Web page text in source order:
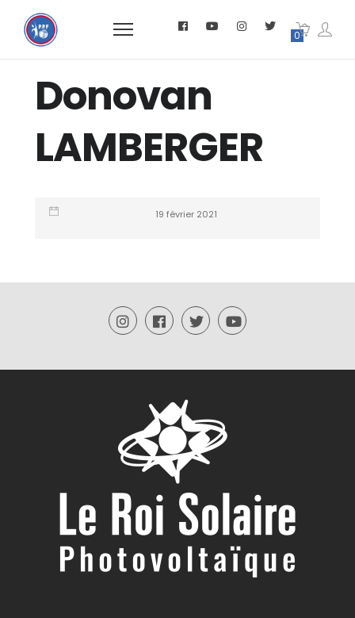
0
Donovan
LAMBERGER
19 février 2021